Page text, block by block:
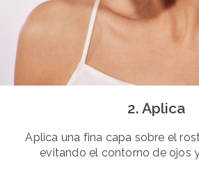
2. Aplica
Aplica una fina capa sobre el
evitando el contorno de ojos